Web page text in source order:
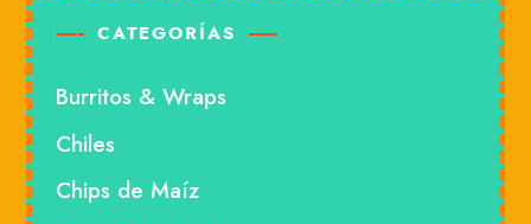
CATEGORÍAS
Burritos & Wraps
Chiles
Chips de Maíz